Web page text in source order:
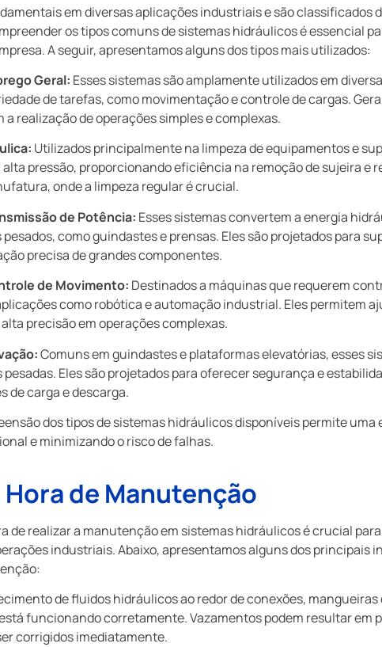
em diversas aplicações industriais e são classificados
os tipos comuns de sistemas hidráulicos é essencial
A seguir, apresentamos alguns dos tipos mais utilizados:
Geral: Esses sistemas são amplamente utilizados em
de tarefas, como movimentação e controle de cargas.
realização de operações simples e complexas.
Utilizados principalmente na limpeza de equipamentos e
pressão, proporcionando eficiência na remoção de sujeira e
onde a limpeza regular é crucial.
de Potência: Esses sistemas convertem a energia
como guindastes e prensas. Eles são projetados para
precisa de grandes componentes.
de Movimento: Destinados a máquinas que requerem
como robótica e automação industrial. Eles permitem
precisão em operações complexas.
Comuns em guindastes e plataformas elevatórias, esses
Eles são projetados para oferecer segurança e
de carga e descarga.
dos tipos de sistemas hidráulicos disponíveis permite uma
e minimizando o risco de falhas.
Hora de Manutenção
de realizar a manutenção em sistemas hidráulicos é crucial
industriais. Abaixo, apresentamos alguns dos principais
de fluidos hidráulicos ao redor de conexões,
funcionando corretamente. Vazamentos podem resultar em
corrigidos imediatamente.